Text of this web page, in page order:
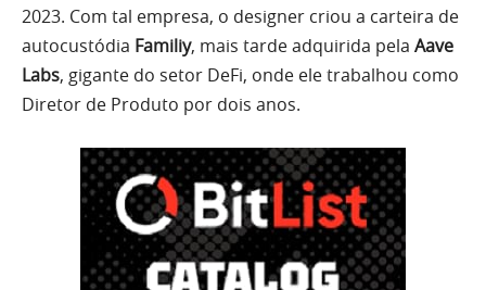
2023. Com tal empresa, o designer criou a carteira de
autocustódia Familiy, mais tarde adquirida pela Aave
Labs, gigante do setor DeFi, onde ele trabalhou como
Diretor de Produto por dois anos.